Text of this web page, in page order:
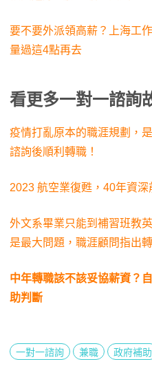
要不要外派領高薪？上海工
量過這4點再去
看更多一對一諮詢
疫情打亂原本的職涯規劃，
諮詢後順利轉職！
2023 航空業復甦，40年資深
外文系畢業只能到補習班教
是最大問題，職涯顧問指出
中年轉職該不該妥協薪資？
助判斷
一對一諮詢 兼職 政府補助